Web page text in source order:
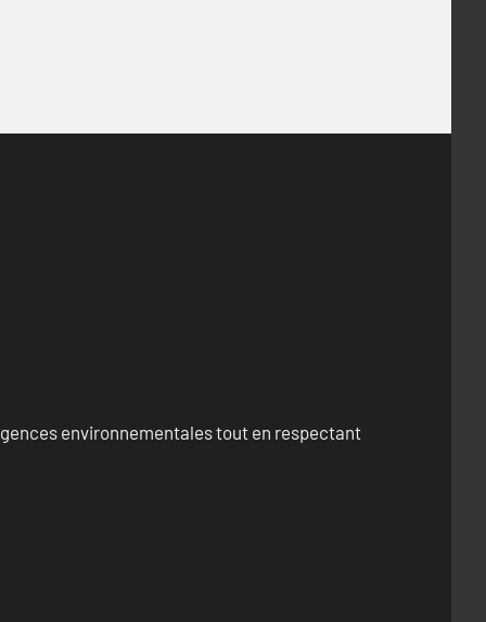
environnementales tout en respectant